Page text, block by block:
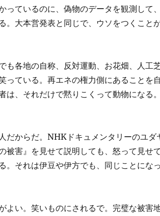
っているのに、偽物のデータを観測して
。大本営発表と同じで、ウソをつくこと
も各地の自称、反対運動、お花畑、人工
っている。再エネの権力側にあることを
は、それだけで黙りこくって動物になる
だからだ。NHKドキュメンタリーのユ
被害』を見せて説明しても、怒って見せ
。それは伊豆や伊方でも、同じことにな
よい。笑いものにされるで。完璧な被害